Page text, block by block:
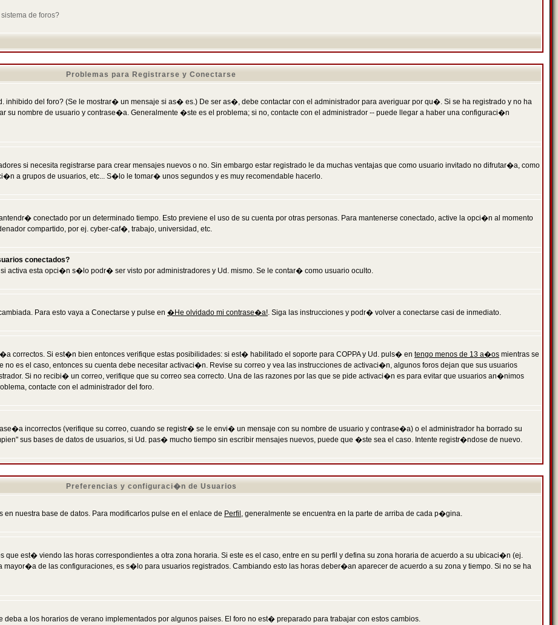
de foros?
Problemas para Registrarse y Conectarse
inhibido del foro? (Se le mostrar� un mensaje si as� es.) De ser as�, debe contactar con el administrador para averiguar por qu�. Si se ha registrado y no ha
nombre de usuario y contrase�a. Generalmente �ste es el problema; si no, contacte con el administrador -- puede llegar a haber una configuraci�n
si necesita registrarse para crear mensajes nuevos o no. Sin embargo estar registrado le da muchas ventajas que como usuario invitado no difrutar�a, como
a grupos de usuarios, etc... S�lo le tomar� unos segundos y es muy recomendable hacerlo.
conectado por un determinado tiempo. Esto previene el uso de su cuenta por otras personas. Para mantenerse conectado, active la opci�n al momento
compartido, por ej. cyber-caf�, trabajo, universidad, etc.
conectados?
si activa esta opci�n s�lo podr� ser visto por administradores y Ud. mismo. Se le contar� como usuario oculto.
Para esto vaya a Conectarse y pulse en �He olvidado mi contrase�a!. Siga las instrucciones y podr� volver a conectarse casi de inmediato.
correctos. Si est�n bien entonces verifique estas posibilidades: si est� habilitado el soporte para COPPA y Ud. puls� en tengo menos de 13 a�os mientras se
es el caso, entonces su cuenta debe necesitar activaci�n. Revise su correo y vea las instrucciones de activaci�n, algunos foros dejan que sus usuarios
Si no recibi� un correo, verifique que su correo sea correcto. Una de las razones por las que se pide activaci�n es para evitar que usuarios an�nimos
contacte con el administrador del foro.
incorrectos (verifique su correo, cuando se registr� se le envi� un mensaje con su nombre de usuario y contrase�a) o el administrador ha borrado su
sus bases de datos de usuarios, si Ud. pas� mucho tiempo sin escribir mensajes nuevos, puede que �ste sea el caso. Intente registr�ndose de nuevo.
Preferencias y configuraci�n de Usuarios
nuestra base de datos. Para modificarlos pulse en el enlace de Perfil , generalmente se encuentra en la parte de arriba de cada p�gina.
que est� viendo las horas correspondientes a otra zona horaria. Si este es el caso, entre en su perfil y defina su zona horaria de acuerdo a su ubicaci�n (ej.
mayor�a de las configuraciones, es s�lo para usuarios registrados. Cambiando esto las horas deber�an aparecer de acuerdo a su zona y tiempo. Si no se ha
a los horarios de verano implementados por algunos paises. El foro no est� preparado para trabajar con estos cambios.